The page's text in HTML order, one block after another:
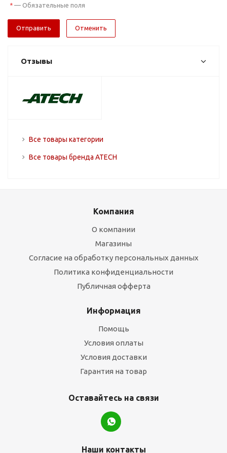
* — Обязательные поля
Отменить
Отзывы
Все товары категории
Все товары бренда ATECH
Компания
О компании
Магазины
Согласие на обработку персональных данных
Политика конфиденциальности
Публичная офферта
Информация
Помощь
Условия оплаты
Условия доставки
Гарантия на товар
Оставайтесь на связи
Наши контакты